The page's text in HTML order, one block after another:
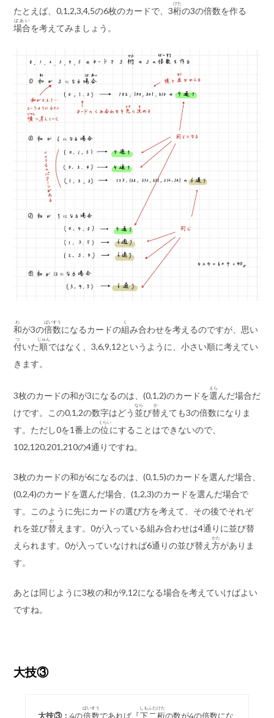
たとえば、0,1,2,3,4,5の6枚のカードで、3桁
けた
の3の倍数を作る
場合
ばあい
を考えてみましょう。
和
わ
が3の倍数
ばいすう
になるカードの組
く
み合わせを考えるのですが、思い
付
つ
いた順
じゅん
ではなく、3,6,9,12というように、小さい順に考えてい
きます。
3枚のカードの和が3になるのは、(0,1,2)のカードを選
えら
んだ場合だ
けです。この0,1,2の数字はどう 並
なら
び替
か
えても3の倍数になりま
す。ただし0を1番上の位
くらい
にすることはできないので、
102,120,201,210の4通りですね。
3枚のカードの和が6になるのは、(0,1,5)のカードを選んだ場合、
(0,2,4)のカードを選んだ場合、(1,2,3)のカードを選んだ場合で
す。このように先にカードの選び方を考えて、その後でそれぞ
れを並び替
か
えます。0が入っている組み合わせは4通りに並び替
えられます。0が入っていなければ6通りの並び替え 方
かた
がありま
す。
あとは同じように3枚の和が9,12になる場合を考えていけばよい
ですね。
大技③
大技③：4の倍数
ばいすう
であれば『下二桁
しもふたけた
の数が4の倍数にな